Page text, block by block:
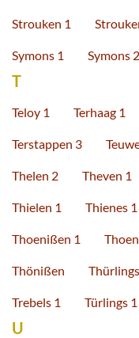
Strouken 1
Symons 1 Symons 2
T
Teloy 1 Terhaag 1
Terstappen 3
Thelen 2 Theven 1
Thielen 1 Thienes 1
Thoenißen 1
Thönißen
Trebels 1 Türlings 1
U